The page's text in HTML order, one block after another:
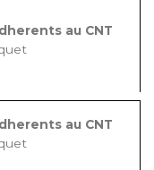
au CNT
au CNT